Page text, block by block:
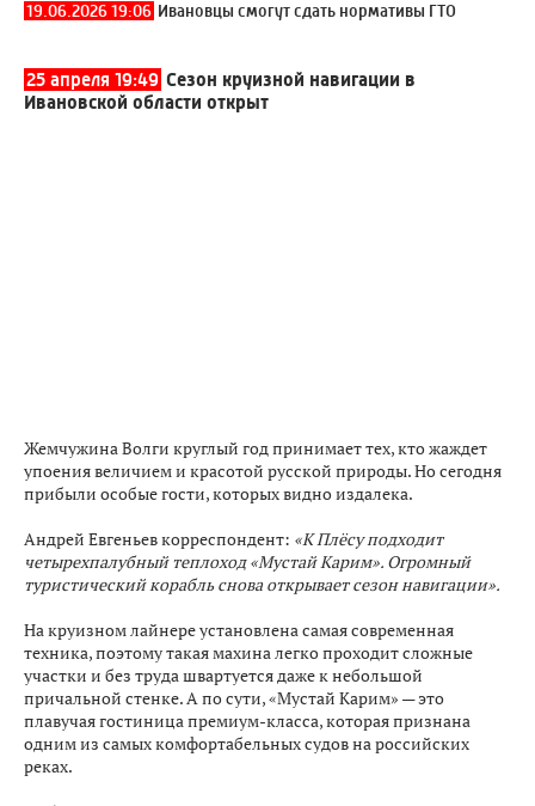
19.06.2026 19:06 Ивановцы смогут сдать нормативы ГТО
25 апреля 19:49 Сезон круизной навигации в
Ивановской области открыт
Жемчужина Волги круглый год принимает тех, кто жаждет
упоения величием и красотой русской природы. Но сегодня
прибыли особые гости, которых видно издалека.
Андрей Евгеньев корреспондент: «К Плёсу подходит
четырехпалубный теплоход «Мустай Карим». Огромный
туристический корабль снова открывает сезон навигации».
На круизном лайнере установлена самая современная
техника, поэтому такая махина легко проходит сложные
участки и без труда швартуется даже к небольшой
причальной стенке. А по сути, «Мустай Карим» — это
плавучая гостиница премиум-класса, которая признана
одним из самых комфортабельных судов на российских
реках.